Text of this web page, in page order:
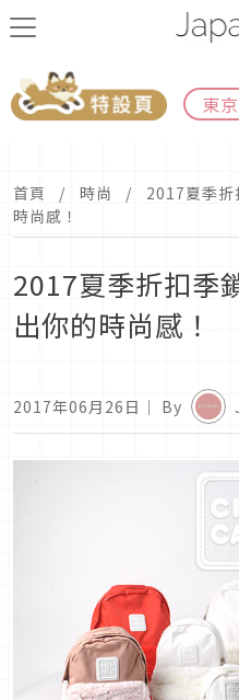
東京
首頁 時尚
2017夏季折
時尚感！
2017夏季折扣季
出你的時尚感！
2017年06月26日 ｜ By